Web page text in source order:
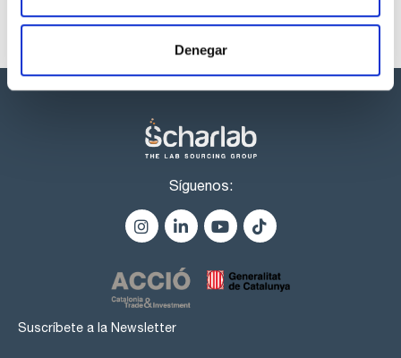
Denegar
Síguenos:
Suscríbete a la Newsletter